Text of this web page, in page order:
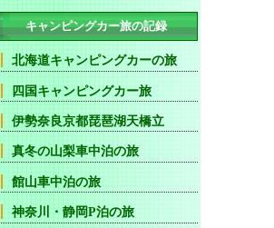
キャンピングカー旅の記録
北海道キャンピングカーの旅
四国キャンピングカー旅
伊勢奈良京都琵琶湖天橋立
真冬の山梨車中泊の旅
館山車中泊の旅
神奈川・静岡P泊の旅